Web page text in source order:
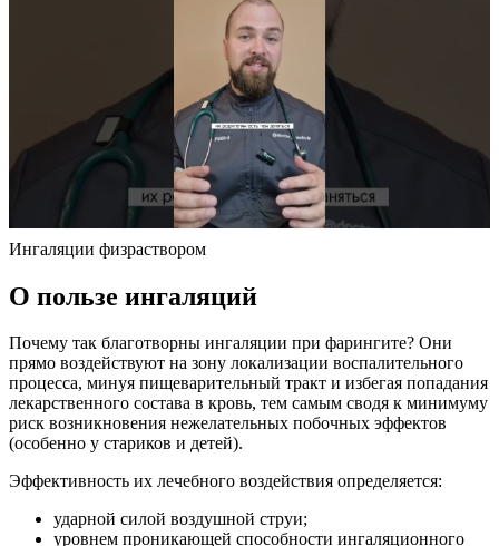
Ингаляции физраствором
О пользе ингаляций
Почему так благотворны ингаляции при фарингите? Они
прямо воздействуют на зону локализации воспалительного
процесса, минуя пищеварительный тракт и избегая попадания
лекарственного состава в кровь, тем самым сводя к минимуму
риск возникновения нежелательных побочных эффектов
(особенно у стариков и детей).
Эффективность их лечебного воздействия определяется:
ударной силой воздушной струи;
уровнем проникающей способности ингаляционного